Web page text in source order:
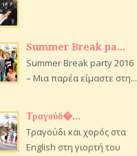
Summer Break pa...
Summer Break party 2016
– Μια παρέα είμαστε στη...
Τραγούδ�...
Τραγούδι και χορός στα
English στη γιορτή του